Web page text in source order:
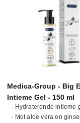
Medica-Group - Big
Intieme Gel - 150 ml
- Met aloë vera en